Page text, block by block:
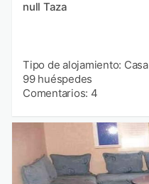
null Taza
Tipo de alojamiento: Casa
99 huéspedes
Comentarios: 4